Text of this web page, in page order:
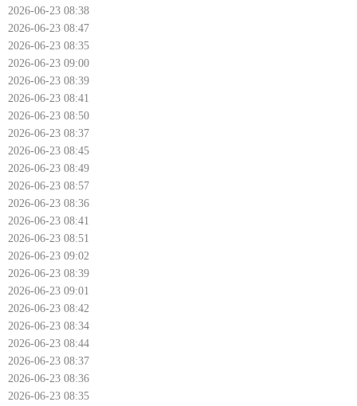
2026-06-23 08:38
2026-06-23 08:47
2026-06-23 08:35
2026-06-23 09:00
2026-06-23 08:39
2026-06-23 08:41
2026-06-23 08:50
2026-06-23 08:37
2026-06-23 08:45
2026-06-23 08:49
2026-06-23 08:57
2026-06-23 08:36
2026-06-23 08:41
2026-06-23 08:51
2026-06-23 09:02
2026-06-23 08:39
2026-06-23 09:01
2026-06-23 08:42
2026-06-23 08:34
2026-06-23 08:44
2026-06-23 08:37
2026-06-23 08:36
2026-06-23 08:35